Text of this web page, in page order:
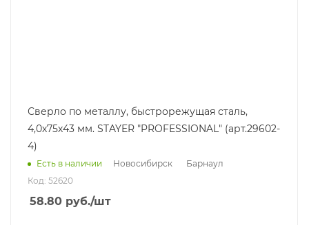
Сверло по металлу, быстрорежущая сталь,
4,0х75х43 мм. STAYER "PROFESSIONAL" (арт.29602-
4)
Есть в наличии Новосибирск
Барнаул
Код: 52620
58.80 руб./шт